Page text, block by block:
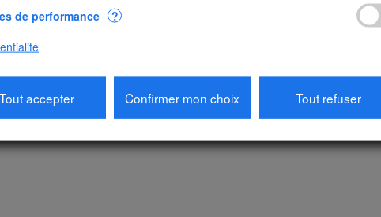
Skywatch Wind vert
CHF 53.75
au panier
Ajouter au panier
de performance
?
Tout accepter Confirmer mon choix Tout refuser